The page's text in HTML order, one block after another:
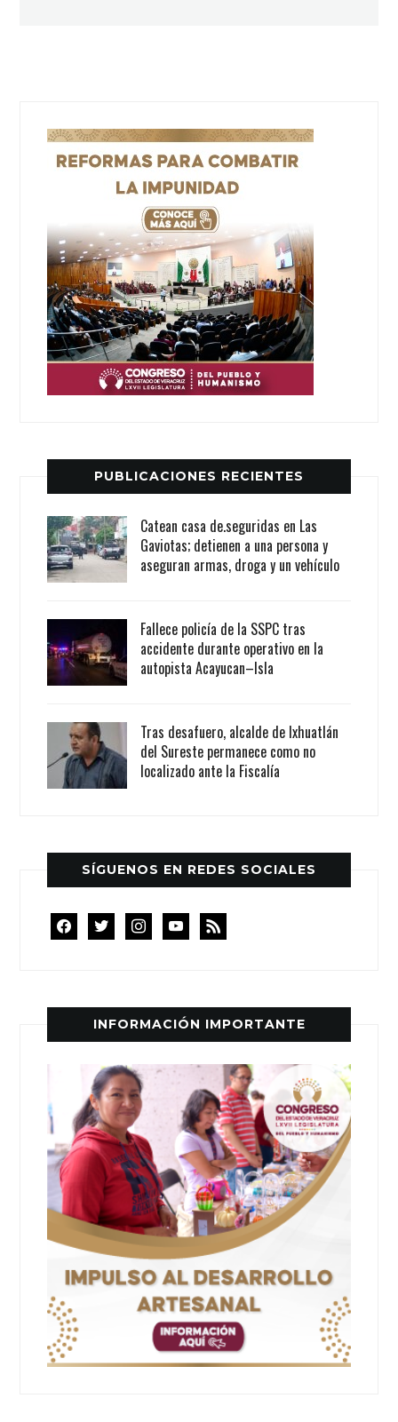
PUBLICACIONES RECIENTES
Catean casa de.seguridas en Las
Gaviotas; detienen a una persona y
aseguran armas, droga y un vehículo
Fallece policía de la SSPC tras
accidente durante operativo en la
autopista Acayucan–Isla
Tras desafuero, alcalde de Ixhuatlán
del Sureste permanece como no
localizado ante la Fiscalía
SÍGUENOS EN REDES SOCIALES
facebooktwitterinstagramyoutube
rss
INFORMACIÓN IMPORTANTE